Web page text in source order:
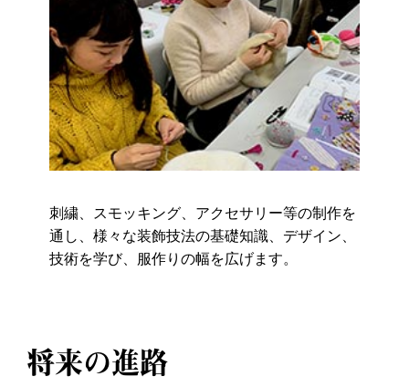
刺繍、スモッキング、アクセサリー等の制作を
通し、様々な装飾技法の基礎知識、デザイン、
技術を学び、服作りの幅を広げます。
将来の進路